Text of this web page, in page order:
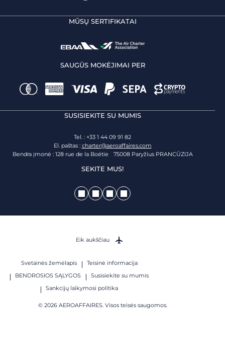
MŪSŲ SERTIFIKATAI
SAUGŪS MOKĖJIMAI PER
SUSISIEKITE SU MUMIS
Tel. : +33 1 44 09 91 82
El. paštas : charter@aeroaffaires.com
Bendra įmonė : 128 rue de la Boétie 75008 Paryžius PRANCŪZIJA
SEKITE MUS!
Svetainės žemėlapis
Teisinė informacija
BENDROSIOS SĄLYGOS
Susisiekite su mumis
Sankcijų laikymosi politika
© 2026 AEROAFFAIRES. Visos teisės saugomos.
Eik aukščiau